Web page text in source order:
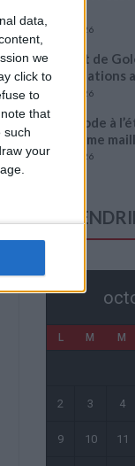
data,
we
click to
to
that
such
your
5 août 2026
L’agent de
négociations
4 août 2026
« Une ode à
troisième
4 août 2026
L M M
2 3 4
9 10 11